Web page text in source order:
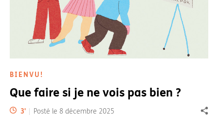
BIENVU!
Que faire si je ne vois pas bien ?
Temps de lecture:
3' Posté le 8 décembre 2025